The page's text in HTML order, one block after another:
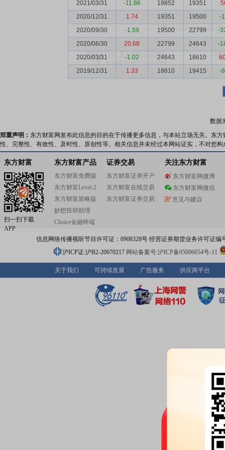
2021/03/31
-11.86 19852 19351
2020/12/31
1.74 19351 19500
-
2020/09/30
-1.59 19500 22799
-
2020/06/30
20.68 22799 24643
-
2020/03/31
-1.02 24643 18610
2019/12/31
1.33 18610 19415 -
数据
郑重声明： 东方财富网发布此信息的目的在于传播更多信息，与本站立场无关。东
性、完整性、有效性、及时性、原创性等。相关信息并未经过本网站证实，不对您
东方财富
扫一扫下载
APP
东方财富产品
东方财富免费版
东方财富Level-2
东方财富策略版
妙想投研助理
Choice金融终端
证券交易
东方财富证券开户
东方财富在线交易
东方财富证券交易
关注东方财富
东方财富网微博
东方财富网微信
意见与建议
信息网络传播视听节目许可证：0908328号 经营证券期货业务许可证编
沪ICP证:沪B2-20070217 网站备案号:沪ICP备05006054号-11
关于我们 可持续发展 广告服务 供应商平台